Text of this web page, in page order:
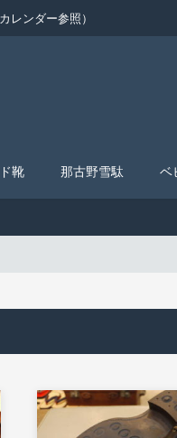
レンダー参照）
靴 那古野雪駄 ベ